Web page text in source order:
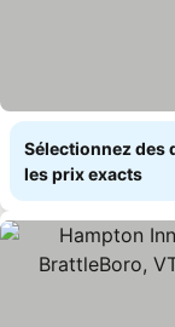
Sélectionnez des
les prix exacts